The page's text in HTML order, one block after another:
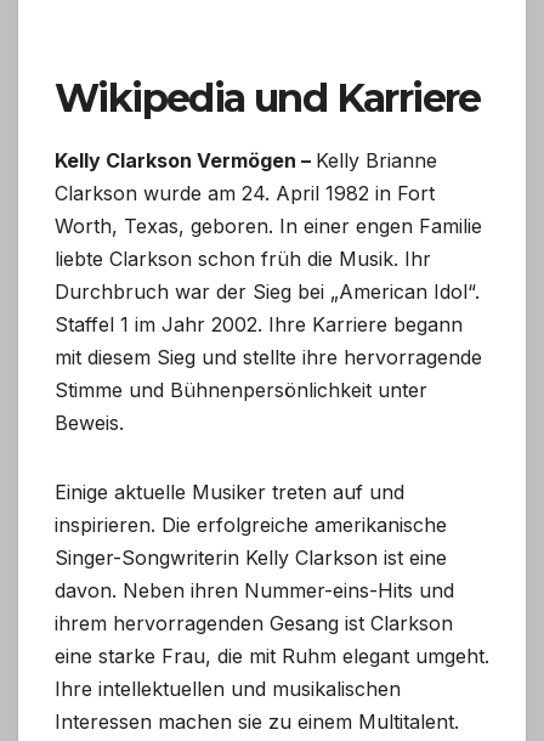
Wikipedia und Karriere
Kelly Clarkson Vermögen – Kelly Brianne
Clarkson wurde am 24. April 1982 in Fort
Worth, Texas, geboren. In einer engen Familie
liebte Clarkson schon früh die Musik. Ihr
Durchbruch war der Sieg bei „American Idol“.
Staffel 1 im Jahr 2002. Ihre Karriere begann
mit diesem Sieg und stellte ihre hervorragende
Stimme und Bühnenpersönlichkeit unter
Beweis.
Einige aktuelle Musiker treten auf und
inspirieren. Die erfolgreiche amerikanische
Singer-Songwriterin Kelly Clarkson ist eine
davon. Neben ihren Nummer-eins-Hits und
ihrem hervorragenden Gesang ist Clarkson
eine starke Frau, die mit Ruhm elegant umgeht.
Ihre intellektuellen und musikalischen
Interessen machen sie zu einem Multitalent.